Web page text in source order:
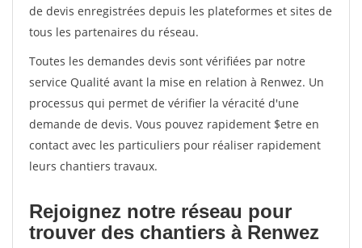
de devis enregistrées depuis les plateformes et sites de
tous les partenaires du réseau.
Toutes les demandes devis sont vérifiées par notre
service Qualité avant la mise en relation à Renwez. Un
processus qui permet de vérifier la véracité d'une
demande de devis. Vous pouvez rapidement $etre en
contact avec les particuliers pour réaliser rapidement
leurs chantiers travaux.
Rejoignez notre réseau pour
trouver des chantiers à Renwez